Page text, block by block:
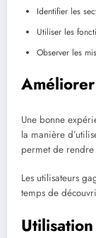
Identifier les
Utiliser les
Observer les
Une bonne
la manière
permet de rendre
Les utilisateurs
temps de